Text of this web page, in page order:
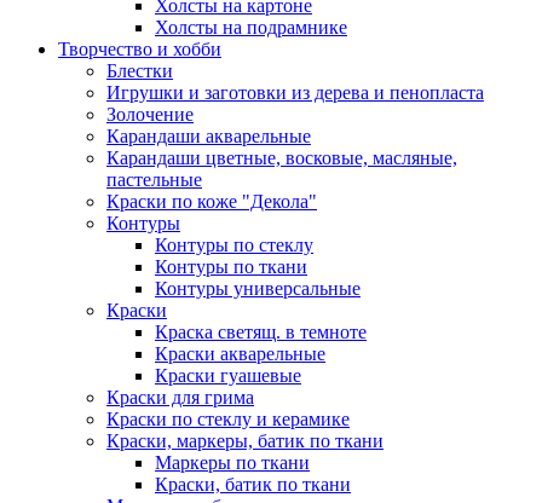
Холсты на картоне
Холсты на подрамнике
Творчество и хобби
Блестки
Игрушки и заготовки из дерева и пенопласта
Золочение
Карандаши акварельные
Карандаши цветные, восковые, масляные,
пастельные
Краски по коже "Декола"
Контуры
Контуры по стеклу
Контуры по ткани
Контуры универсальные
Краски
Краска светящ. в темноте
Краски акварельные
Краски гуашевые
Краски для грима
Краски по стеклу и керамике
Краски, маркеры, батик по ткани
Маркеры по ткани
Краски, батик по ткани